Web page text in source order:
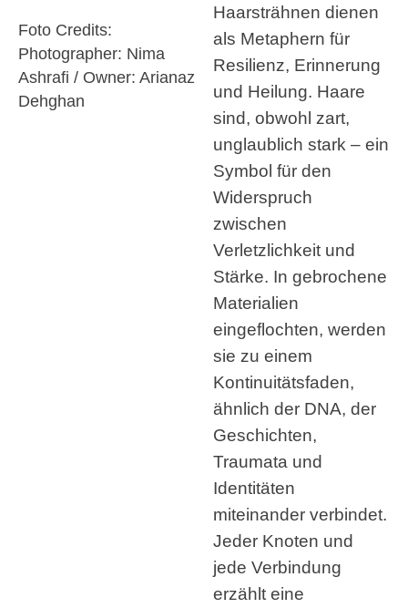
Foto Credits:
Photographer: Nima
Ashrafi / Owner: Arianaz
Dehghan
Haarsträhnen dienen
als Metaphern für
Resilienz, Erinnerung
und Heilung. Haare
sind, obwohl zart,
unglaublich stark – ein
Symbol für den
Widerspruch
zwischen
Verletzlichkeit und
Stärke. In gebrochene
Materialien
eingeflochten, werden
sie zu einem
Kontinuitätsfaden,
ähnlich der DNA, der
Geschichten,
Traumata und
Identitäten
miteinander verbindet.
Jeder Knoten und
jede Verbindung
erzählt eine